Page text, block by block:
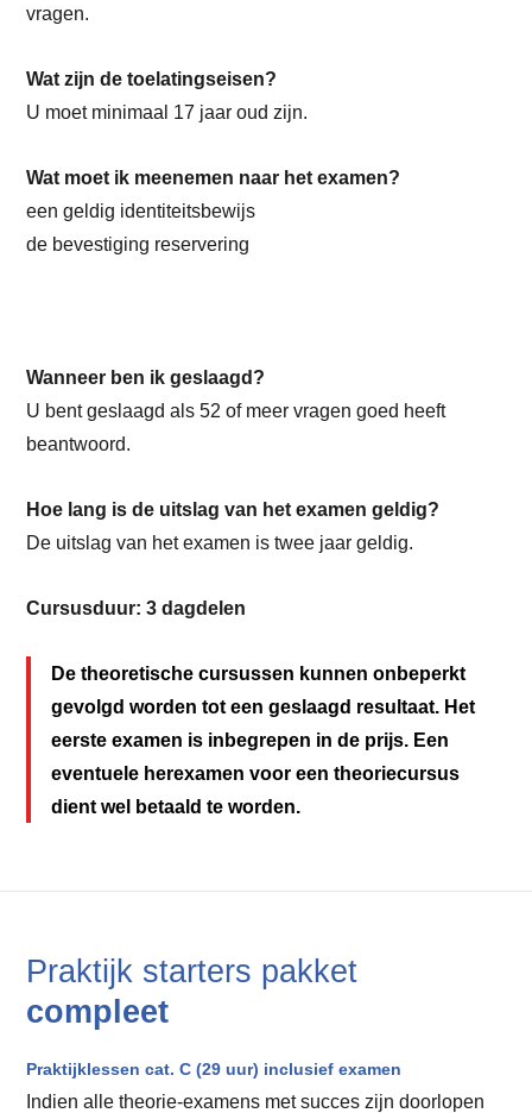
vragen.
Wat zijn de toelatingseisen?
U moet minimaal 17 jaar oud zijn.
Wat moet ik meenemen naar het examen?
een geldig identiteitsbewijs
de bevestiging reservering
Wanneer ben ik geslaagd?
U bent geslaagd als 52 of meer vragen goed heeft
beantwoord.
Hoe lang is de uitslag van het examen geldig?
De uitslag van het examen is twee jaar geldig.
Cursusduur: 3 dagdelen
De theoretische cursussen kunnen onbeperkt
gevolgd worden tot een geslaagd resultaat. Het
eerste examen is inbegrepen in de prijs. Een
eventuele herexamen voor een theoriecursus
dient wel betaald te worden.
Praktijk starters pakket
compleet
Praktijklessen cat. C (29 uur) inclusief examen
Indien alle theorie-examens met succes zijn doorlopen